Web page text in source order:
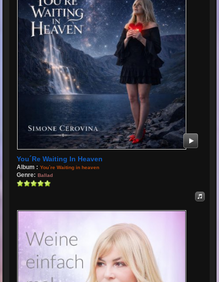
You´re Waiting In Heaven
Album : You`re Waiting in heaven
Genre: Ballad